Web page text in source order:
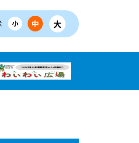
小 中 大